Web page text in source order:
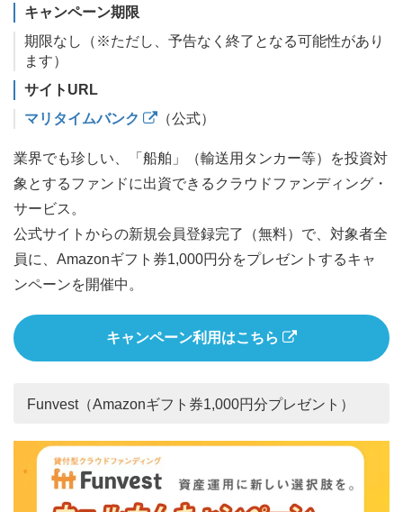
キャンペーン期限
期限なし（※ただし、予告なく終了となる可能性があり
ます）
サイトURL
マリタイムバンク
（公式）
業界でも珍しい、「船舶」（輸送用タンカー等）を投資対
象とするファンドに出資できるクラウドファンディング・
サービス。
公式サイトからの新規会員登録完了（無料）で、対象者全
員に、Amazonギフト券1,000円分をプレゼントするキャ
ンペーンを開催中。
キャンペーン利用はこちら
Funvest（Amazonギフト券1,000円分プレゼント）